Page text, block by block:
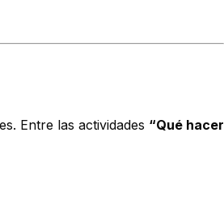
Entre las actividades “Qué hacer